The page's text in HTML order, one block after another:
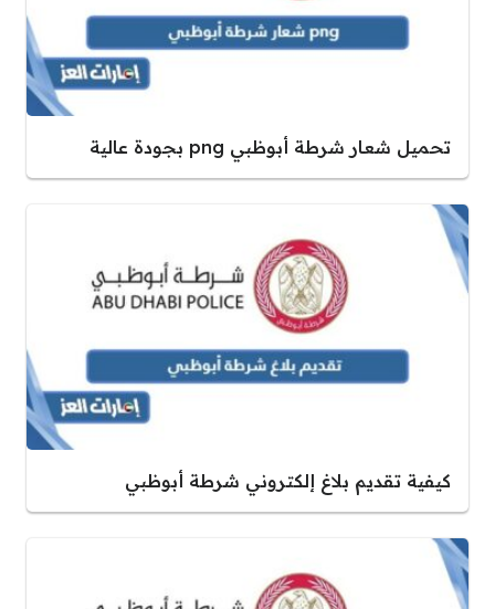
تحميل شعار شرطة أبوظبي png بجودة عالية
كيفية تقديم بلاغ إلكتروني شرطة أبوظبي